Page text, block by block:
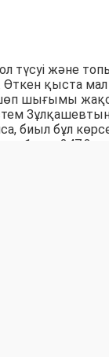
түсуі және
Өткен қыста
шөп шығымы
биыл бұл
1 млн 247,3